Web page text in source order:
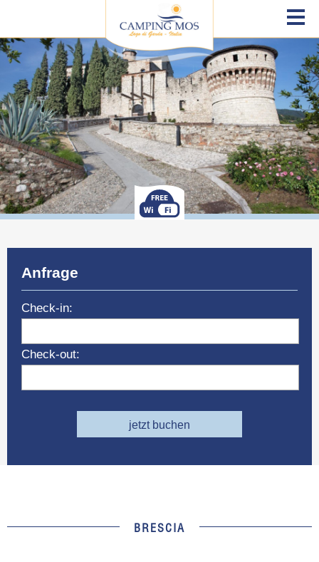
Anfrage
Check-in:
Check-out:
jetzt buchen
BRESCIA